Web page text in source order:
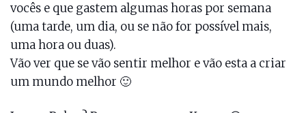
vocês e que gastem algumas horas por semana
(uma tarde, um dia, ou se não for possível mais,
uma hora ou duas).
Vão ver que se vão sentir melhor e vão esta a criar
um mundo melhor 🙂